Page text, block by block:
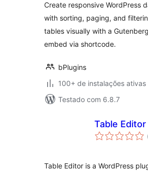
tables
Create responsive WordPress
with sorting, paging, and
tables visually with a
embed via shortcode.
bPlugins
100+ de instalações ativas
Testado com 6.8.7
Table Editor
Table Editor is a WordPress